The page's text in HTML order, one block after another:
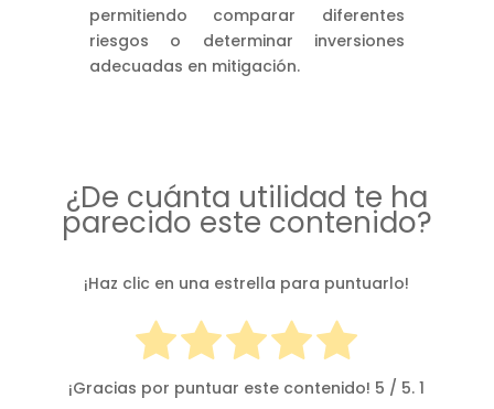
permitiendo comparar diferentes
riesgos o determinar inversiones
adecuadas en mitigación.
¿De cuánta utilidad te ha
parecido este contenido?
¡Haz clic en una estrella para puntuarlo!
¡Gracias por puntuar este contenido! 5 / 5.1